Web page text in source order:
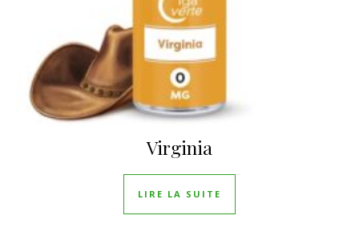
Virginia
LIRE LA SUITE